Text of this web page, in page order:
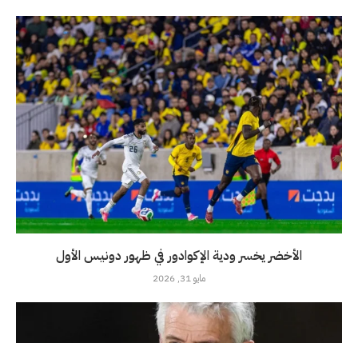
الأخضر يخسر ودية الإكوادور في ظهور دونيس الأول
مايو 31, 2026